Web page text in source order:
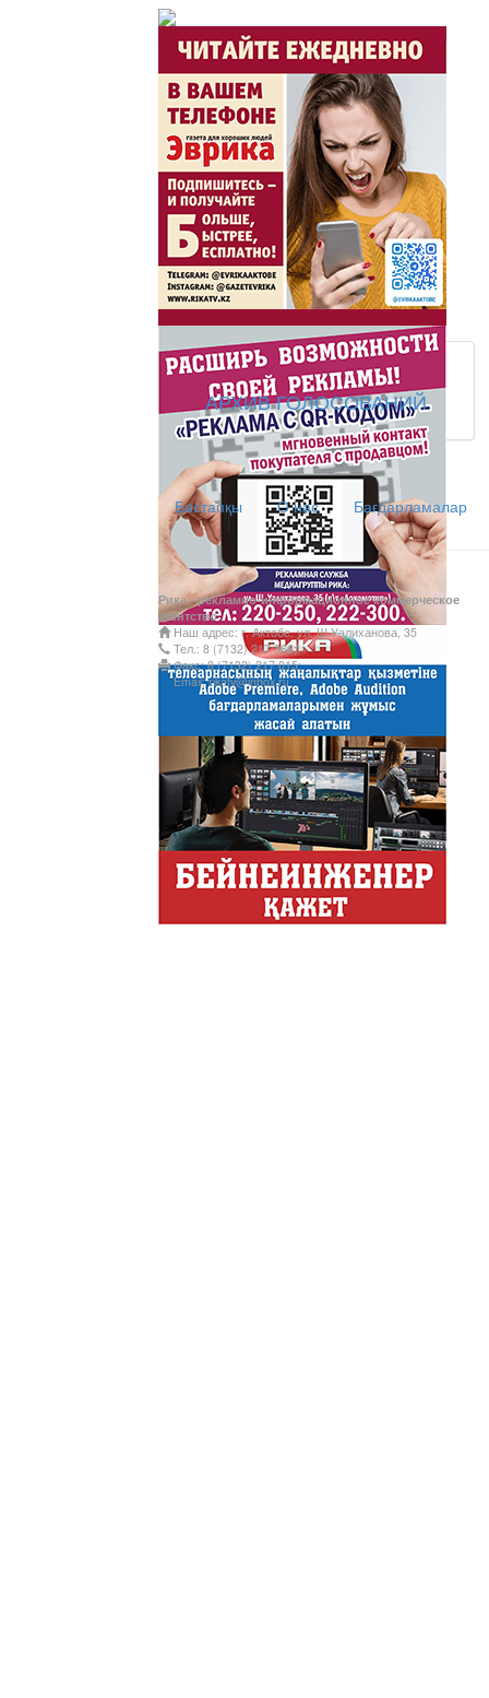
важная для зрителей ...
Скажем НЕТ
Жаңа әліпбиді бірге
Жаңа әліпбиді бірге
Латын әліпбиі -
Ты прекрасна! С
АНТИХАЙП
Хайп – это шумиха,
телезрителями и
Деловые новости
Обзор событий деловой
Казахстана.
Құмсағат
"Құмсағат" - апта бойы
Только факты
Программа «Только
неделе в ...
Твое Утро
Твое Утро
Декоративные
АРХИВ ГОЛОСОВАНИЙ
Бастапқы О нас Бағдарламалар
Рика - рекламно-информационное коммерческое
агентство
Наш адрес: г. Актобе, ул. Ш.Уалиханова, 35
Тел.: 8 (7132) 217 366;
Факс: 8 (7132) 217 015;
Email: rikatv@inbox.ru